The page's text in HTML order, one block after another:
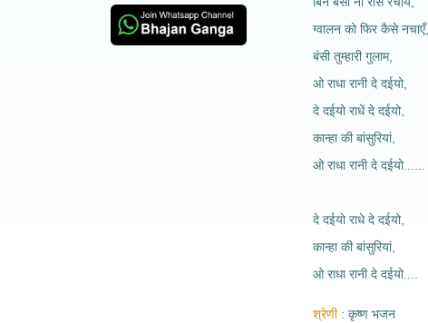
ग्वालन को फिर कैसे नचाएँ,
बंसी तुम्हारी गुलाम,
ओ राधा रानी दे दईयो,
दे दईयो राधें दे दईयो,
कान्हा की बांसुरियां,
ओ राधा रानी दे दईयो......
दे दईयो राधे दे दईयो,
कान्हा की बांसुरियां,
ओ राधा रानी दे दईयो....
श्रेणी कृष्ण भजन